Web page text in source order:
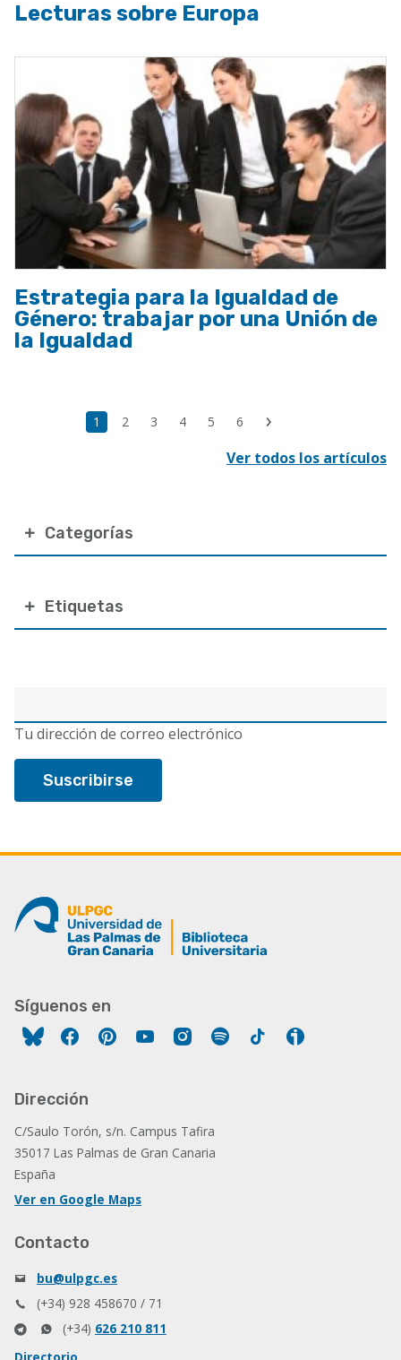
electrónico
Tu dirección de correo electrónico
Categorías
Etiquetas
Lecturas sobre Europa
Estrategia para la Igualdad de
Género: trabajar por una Unión de
la Igualdad
PaginaciónPágina
1 Page
2 Page
3 Page
4 Page
5 Page
6
Ver todos los artículos
Síguenos en
FacebookPinterestYouTubeInstagram
Spotify Tiktok
Dirección
C/Saulo Torón, s/n. Campus Tafira
35017 Las Palmas de Gran Canaria
España
Ver en Google Maps
Contacto
bu@ulpgc.es
(+34) 928 458670 / 71
(+34) 626 210 811